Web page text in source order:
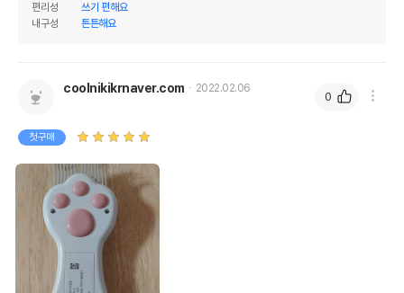
편리성
쓰기 편해요
내구성
튼튼해요
coolnikikrnaver.com 2022.02.06
첫구매
0